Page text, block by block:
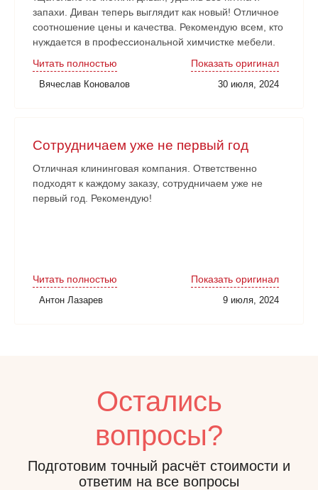
запахи. Диван теперь выглядит как новый! Отличное
соотношение цены и качества. Рекомендую всем, кто
нуждается в профессиональной химчистке мебели.
Читать полностью
Показать оригинал
Вячеслав Коновалов 30 июля, 2024
Сотрудничаем уже не первый год
Отличная клининговая компания. Ответственно
подходят к каждому заказу, сотрудничаем уже не
первый год. Рекомендую!
Читать полностью Показать оригинал
Антон Лазарев 9 июля, 2024
Остались
вопросы?
Подготовим точный расчёт стоимости и
ответим на все вопросы